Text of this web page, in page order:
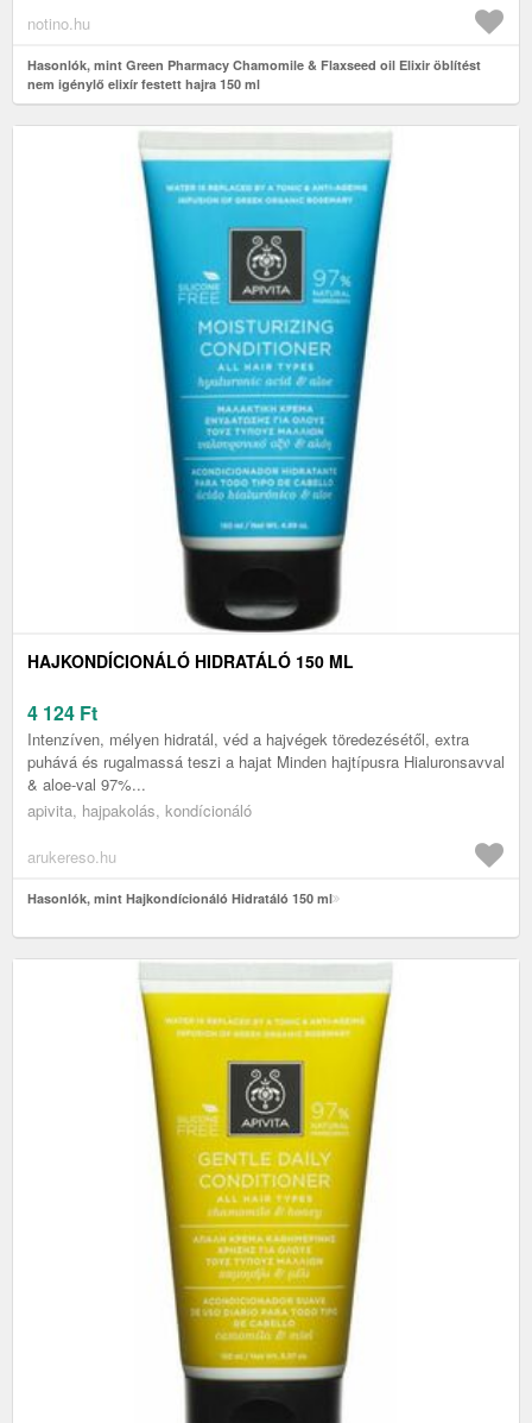
notino.hu
Hasonlók, mint Green Pharmacy Chamomile & Flaxseed oil Elixir öblítést
nem igénylő elixír festett hajra 150 ml
HAJKONDÍCIONÁLÓ HIDRATÁLÓ 150 ML
4 124 Ft
Intenzíven, mélyen hidratál, véd a hajvégek töredezésétől, extra
puhává és rugalmassá teszi a hajat Minden hajtípusra Hialuronsavval
& aloe-val 97%...
apivita, hajpakolás, kondícionáló
arukereso.hu
Hasonlók, mint Hajkondícionáló Hidratáló 150 ml